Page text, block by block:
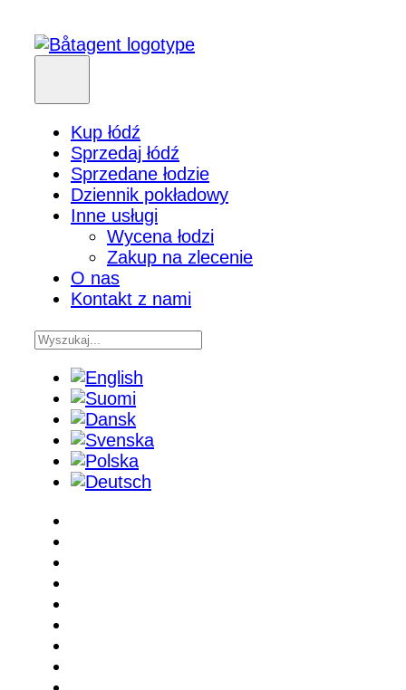
Kup łódź
Sprzedaj łódź
Sprzedane łodzie
Dziennik pokładowy
Inne usługi
Wycena łodzi
Zakup na zlecenie
O nas
Kontakt z nami